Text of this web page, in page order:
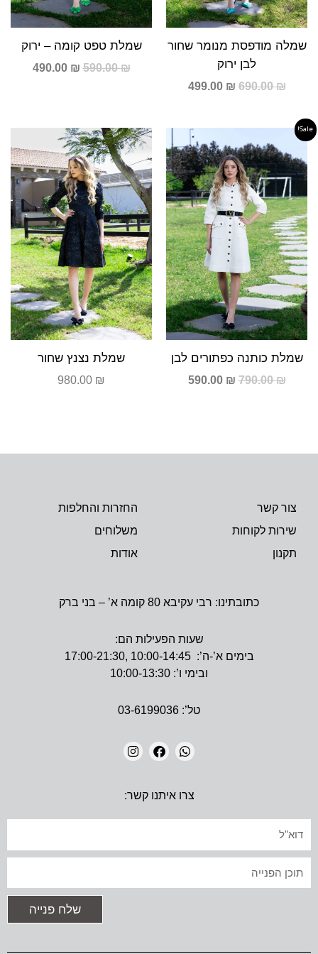
שמלה מודפסת מנומר שחור
לבן ירוק
690.00₪
499.00 ₪
שמלת טפט קומה – ירוק
590.00₪
490.00 ₪
Sale!
שמלת כותנה כפתורים לבן
790.00₪
המקורי
היה:
790.00 ₪.
590.00 ₪
הנוכחי
הוא:
590.00 ₪.
שמלת נצנץ שחור
980.00 ₪
צור קשר
שירות לקוחות
תקנון
החזרות והחלפות
משלוחים
אודות
כתובתינו: רבי עקיבא 80 קומה א’ – בני ברק
שעות הפעילות הם:
בימים א’-ה’: 10:00-14:45 ,17:00-21:30
ובימי ו’: 10:00-13:30
טל’: 03-6199036
H
A
P
P
A
C
O
K
N
S
R
A
צרו איתנו קשר:
שלח פנייה